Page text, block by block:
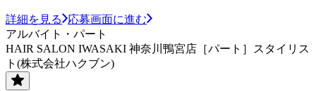
詳細を見る
応募画面に進む
アルバイト・パート
HAIR SALON IWASAKI 神奈川鴨宮店［パート］スタイリス
ト(株式会社ハクブン)